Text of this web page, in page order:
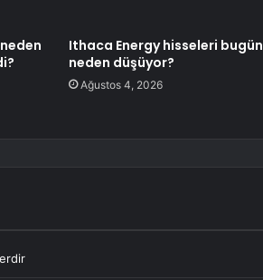
Ithaca Energy hisseleri bugün
neden düşüyor?
Ağustos 4, 2026